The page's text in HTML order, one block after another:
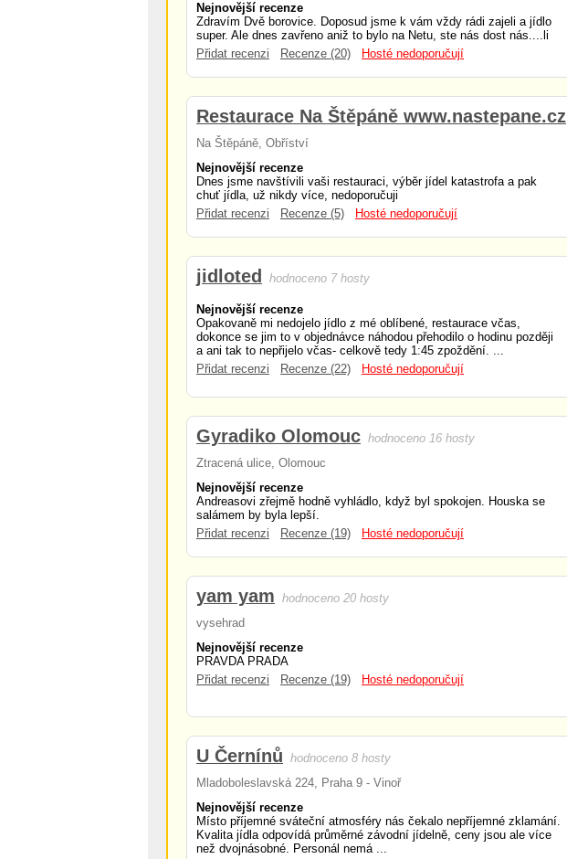
Nejnovější recenze
Zdravím Dvě borovice. Doposud jsme k vám vždy rádi zajeli a jídlo
super. Ale dnes zavřeno aniž to bylo na Netu, ste nás dost nás....li
Přidat recenzi
Recenze (20) Hosté nedoporučují
Restaurace Na Štěpáně www.nastepane.cz
Na Štěpáně, Obříství
Nejnovější recenze
Dnes jsme navštívili vaši restauraci, výběr jídel katastrofa a pak
chuť jídla, už nikdy více, nedoporučuji
Přidat recenzi
Recenze (5) Hosté nedoporučují
jidloted hodnoceno 7 hosty
Nejnovější recenze
Opakovaně mi nedojelo jídlo z mé oblíbené, restaurace včas,
dokonce se jim to v objednávce náhodou přehodilo o hodinu později
a ani tak to nepřijelo včas- celkově tedy 1:45 zpoždění. ...
Přidat recenzi
Recenze (22) Hosté nedoporučují
Gyradiko Olomouc hodnoceno 16 hosty
Ztracená ulice, Olomouc
Nejnovější recenze
Andreasovi zřejmě hodně vyhládlo, když byl spokojen. Houska se
salámem by byla lepší.
Přidat recenzi
Recenze (19) Hosté nedoporučují
yam yam hodnoceno 20 hosty
vysehrad
Nejnovější recenze
PRAVDA PRADA
Přidat recenzi
Recenze (19) Hosté nedoporučují
U Černínů hodnoceno 8 hosty
Mladoboleslavská 224, Praha 9 - Vinoř
Nejnovější recenze
Místo příjemné sváteční atmosféry nás čekalo nepříjemné zklamání.
Kvalita jídla odpovídá průměrné závodní jídelně, ceny jsou ale více
než dvojnásobné. Personál nemá ...